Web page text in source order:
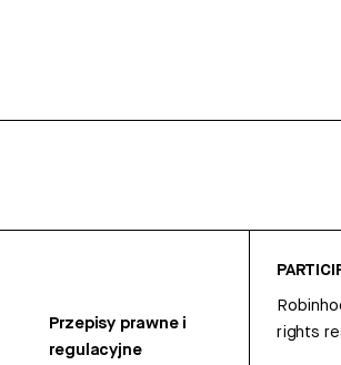
Przepisy prawne i
regulacyjne
rights